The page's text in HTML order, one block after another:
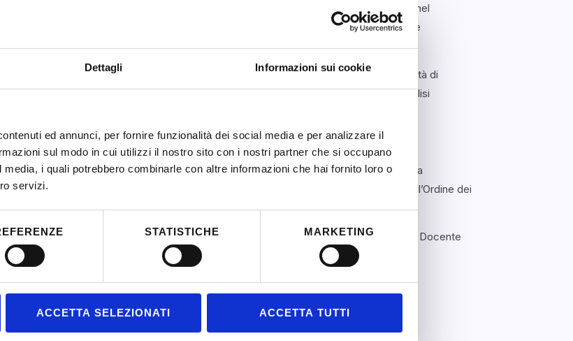
Dettagli Informazioni sui cookie
ed annunci, per fornire funzionalità dei social media e per analizzare il
sul modo in cui utilizzi il nostro sito con i nostri partner che si occupano
i quali potrebbero combinarle con altre informazioni che hai fornito loro o
servizi.
STATISTICHE MARKETING
ACCETTA SELEZIONATI ACCETTA TUTTI
professionista iscritta all’ACOI, mi occupo si supportare privati e aziende nel
di obiettivi personali e professionali, nonché nella strutturazione di piani di azioni e
nella competenza d’impresa.
dell’Associazione Nucleo Osservatori del Comportamento – NOC – in qualità di
selezione personale e ricercatrice, porto avanti lo studio e l’approfondimento dell’analisi
all’interno di team.
della cultura, dei viaggi e della comunicazione è una mia passione.
l’Associazione Manthano APS, associazione culturale, che ho cofondato, partecipo alla
e alla realizzazione delle azioni di progetto e come Giornalista pubblicista iscritta all’Ordine dei
della Basilicata sono responsabile della comunicazione.
di orientamento all’interno di progetti, all’interno delle istituzioni scolastiche come Docente
e responsabile dell’organizzazione del
career day nella scuola (aziende- alunni).